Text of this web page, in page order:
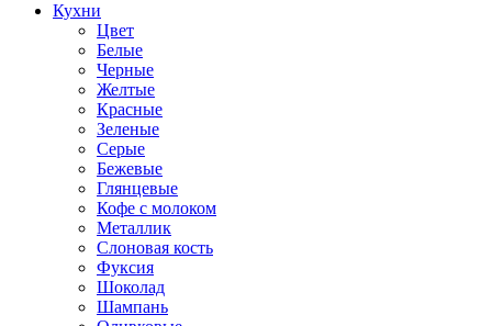
Кухни
Цвет
Белые
Черные
Желтые
Красные
Зеленые
Серые
Бежевые
Глянцевые
Кофе с молоком
Металлик
Слоновая кость
Фуксия
Шоколад
Шампань